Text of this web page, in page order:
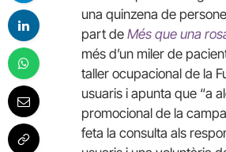
una quinzena de
part de Més que una
més d’un miler de
taller ocupacional de la
usuaris i apunta que “a
promocional de la
feta la consulta als